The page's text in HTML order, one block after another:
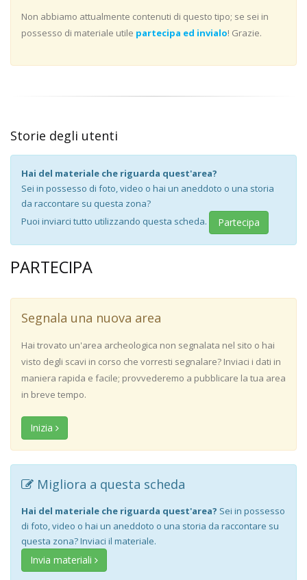
Non abbiamo attualmente contenuti di questo tipo; se sei in
possesso di materiale utile partecipa ed invialo! Grazie.
Storie degli utenti
Hai del materiale che riguarda quest'area?
Sei in possesso di foto, video o hai un aneddoto o una storia
da raccontare su questa zona?
Puoi inviarci tutto utilizzando questa scheda.
Partecipa
PARTECIPA
Segnala una nuova area
Hai trovato un'area archeologica non segnalata nel sito o hai
visto degli scavi in corso che vorresti segnalare? Inviaci i dati in
maniera rapida e facile; provvederemo a pubblicare la tua area
in breve tempo.
Inizia
Migliora a questa scheda
Hai del materiale che riguarda quest'area? Sei in possesso
di foto, video o hai un aneddoto o una storia da raccontare su
questa zona? Inviaci il materiale.
Invia materiali